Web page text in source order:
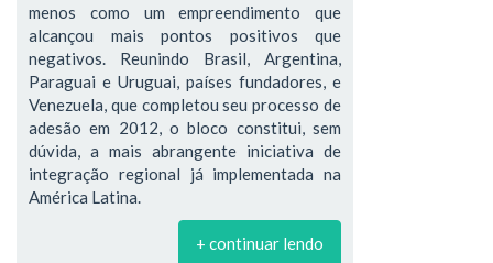
menos como um empreendimento que
alcançou mais pontos positivos que
negativos. Reunindo Brasil, Argentina,
Paraguai e Uruguai, países fundadores, e
Venezuela, que completou seu processo de
adesão em 2012, o bloco constitui, sem
dúvida, a mais abrangente iniciativa de
integração regional já implementada na
América Latina.
+ continuar lendo